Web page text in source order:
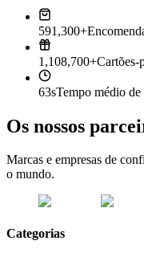
591,300+
1,108,700+Cartões-
63sTempo médio de
Os nossos
Marcas e empresas de
o mundo.
Categorias